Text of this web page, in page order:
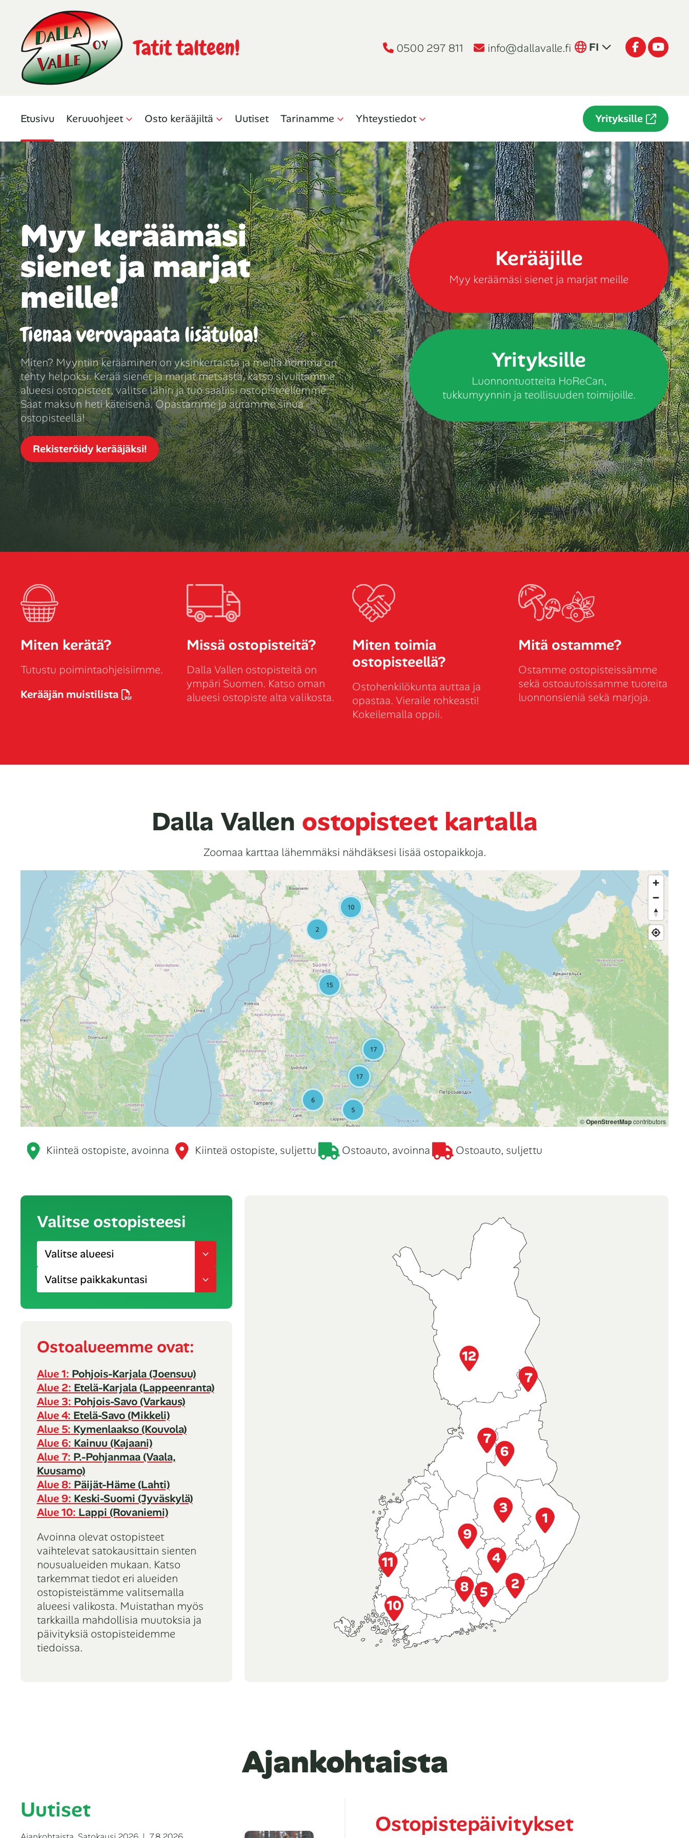
Tatit talteen! 0500 297 811 info@dallavalle.fi Suomi
FI Facebook
Etusivu Keruuohjeet Osto kerääjiltä Uutiset Tarinamme Yhteystiedot Yrityksille
Myy keräämäsi
sienet ja marjat
meille!
Tienaa verovapaata lisätuloa!
Miten? Myyntiin kerääminen on yksinkertaista ja meillä homma on
tehty helpoksi. Kerää sienet ja marjat metsästä, katso sivuiltamme
alueesi ostopisteet, valitse lähin ja tuo saaliisi ostopisteellemme.
Saat maksun heti käteisenä. Opastamme ja autamme sinua
ostopisteellä!
Rekisteröidy kerääjäksi!
Kerääjille
Myy keräämäsi sienet ja marjat meille
Yrityksille
Luonnontuotteita HoReCan,
tukkumyynnin ja teollisuuden toimijoille.
Miten kerätä?
Tutustu poimintaohjeisiimme.
Kerääjän muistilista
Missä ostopisteitä?
Dalla Vallen ostopisteitä on
ympäri Suomen. Katso oman
alueesi ostopiste alta valikosta.
Miten toimia
ostopisteellä?
Ostohenkilökunta auttaa ja
opastaa. Vieraile rohkeasti!
Kokeilemalla oppii.
Mitä ostamme?
Ostamme ostopisteissämme
sekä ostoautoissamme tuoreita
luonnonsieniä sekä marjoja.
Dalla Vallen ostopisteet kartalla
Zoomaa karttaa lähemmäksi nähdäksesi lisää ostopaikkoja.
©OpenStreetMapcontributors
Kiinteä ostopiste, avoinna Kiinteä ostopiste, suljettu Ostoauto, avoinna Ostoauto, suljettu
Valitse ostopisteesi
Ostoalueemme ovat:
Alue 1: Pohjois-Karjala (Joensuu)
Alue 2: Etelä-Karjala (Lappeenranta)
Alue 3: Pohjois-Savo (Varkaus)
Alue 4: Etelä-Savo (Mikkeli)
Alue 5: Kymenlaakso (Kouvola)
Alue 6: Kainuu (Kajaani)
Alue 7: P.-Pohjanmaa (Vaala,
Kuusamo)
Alue 8: Päijät-Häme (Lahti)
Alue 9: Keski-Suomi (Jyväskylä)
Alue 10: Lappi (Rovaniemi)
Avoinna olevat ostopisteet
vaihtelevat satokausittain sienten
nousualueiden mukaan. Katso
tarkemmat tiedot eri alueiden
ostopisteistämme valitsemalla
alueesi valikosta. Muistathan myös
tarkkailla mahdollisia muutoksia ja
päivityksiä ostopisteidemme
tiedoissa.
Ajankohtaista
Uutiset
Ostopistepäivitykset